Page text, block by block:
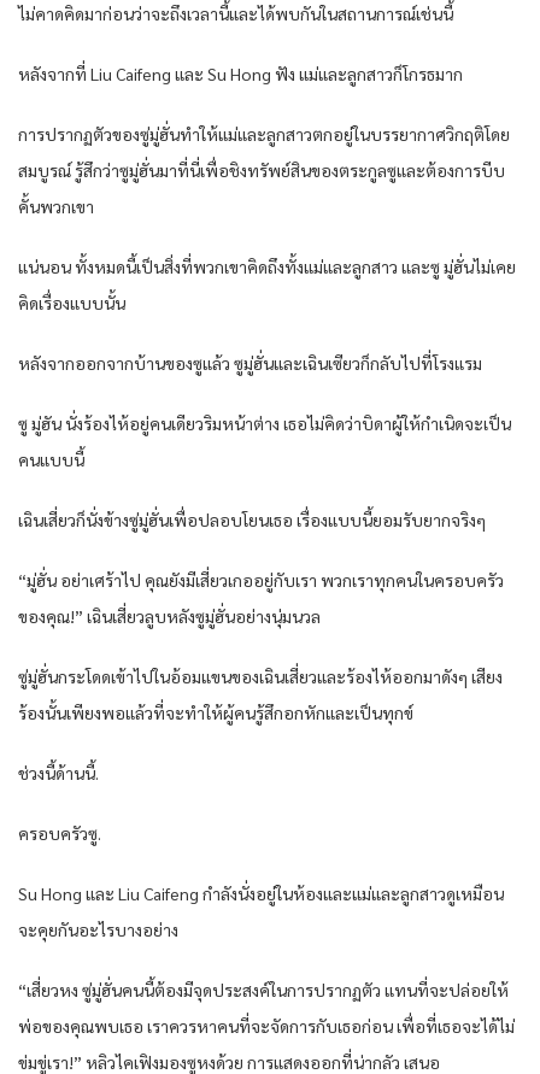
ไม่คาดคิดมาก่อนว่าจะถึงเวลานี้และได้พบกันในสถานการณ์เช่นนี้
หลังจากที่ Liu Caifeng และ Su Hong ฟัง แม่และลูกสาวก็โกรธมาก
การปรากฏตัวของซู่มู่ฮั่นทำให้แม่และลูกสาวตกอยู่ในบรรยากาศวิกฤติโดย
สมบูรณ์ รู้สึกว่าซูมู่ฮั่นมาที่นี่เพื่อชิงทรัพย์สินของตระกูลซูและต้องการบีบ
คั้นพวกเขา
แน่นอน ทั้งหมดนี้เป็นสิ่งที่พวกเขาคิดถึงทั้งแม่และลูกสาว และซู มู่ฮั่นไม่เคย
คิดเรื่องแบบนั้น
หลังจากออกจากบ้านของซูแล้ว ซูมู่ฮั่นและเฉินเซียวก็กลับไปที่โรงแรม
ซู มู่ฮัน นั่งร้องไห้อยู่คนเดียวริมหน้าต่าง เธอไม่คิดว่าบิดาผู้ให้กำเนิดจะเป็น
คนแบบนี้
เฉินเสี่ยวก็นั่งข้างซู่มู่ฮั่นเพื่อปลอบโยนเธอ เรื่องแบบนี้ยอมรับยากจริงๆ
“มู่ฮั่น อย่าเศร้าไป คุณยังมีเสี่ยวเกออยู่กับเรา พวกเราทุกคนในครอบครัว
ของคุณ!” เฉินเสี่ยวลูบหลังซูมู่ฮั่นอย่างนุ่มนวล
ซู่มู่ฮั่นกระโดดเข้าไปในอ้อมแขนของเฉินเสี่ยวและร้องไห้ออกมาดังๆ เสียง
ร้องนั้นเพียงพอแล้วที่จะทำให้ผู้คนรู้สึกอกหักและเป็นทุกข์
ช่วงนี้ด้านนี้.
ครอบครัวซู.
Su Hong และ Liu Caifeng กำลังนั่งอยู่ในห้องและแม่และลูกสาวดูเหมือน
จะคุยกันอะไรบางอย่าง
“เสี่ยวหง ซู่มู่ฮั่นคนนี้ต้องมีจุดประสงค์ในการปรากฏตัว แทนที่จะปล่อยให้
พ่อของคุณพบเธอ เราควรหาคนที่จะจัดการกับเธอก่อน เพื่อที่เธอจะได้ไม่
ข่มขู่เรา!” หลิวไคเฟิงมองซูหงด้วย การแสดงออกที่น่ากลัว เสนอ